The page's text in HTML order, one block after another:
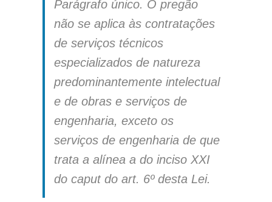
Parágrafo único. O pregão
não se aplica às contratações
de serviços técnicos
especializados de natureza
predominantemente intelectual
e de obras e serviços de
engenharia, exceto os
serviços de engenharia de que
trata a alínea a do inciso XXI
do caput do art. 6º desta Lei.